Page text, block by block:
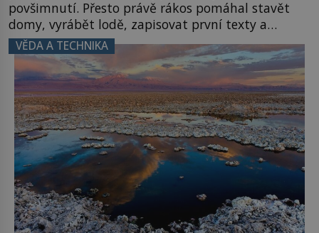
povšimnutí. Přesto právě rákos pomáhal stavět
domy, vyrábět lodě, zapisovat první texty a
inspiroval řadu pověstí. Tato skromná, ale
užitečná rostlina provází člověka už tisíce let.
Většina lidí vnímá rákos jen jako obyčejnou kulisu
letního koupání. Stačí se však podívat […]
VĚDA A TECHNIKA